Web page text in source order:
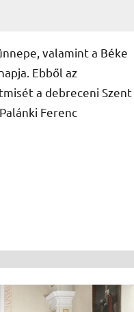
valamint a Béke
Ebből az
a debreceni Szent
Ferenc